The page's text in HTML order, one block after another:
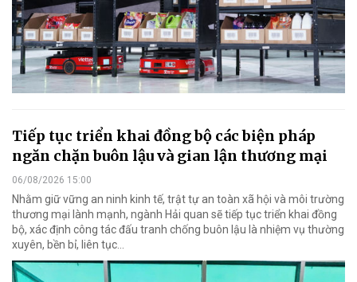
Tiếp tục triển khai đồng bộ các biện pháp
ngăn chặn buôn lậu và gian lận thương mại
06/08/2026 15:00
Nhằm giữ vững an ninh kinh tế, trật tự an toàn xã hội và môi trường
thương mại lành mạnh, ngành Hải quan sẽ tiếp tục triển khai đồng
bộ, xác định công tác đấu tranh chống buôn lậu là nhiệm vụ thường
xuyên, bền bỉ, liên tục…